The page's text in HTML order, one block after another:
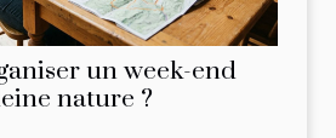
un week-end
nature ?